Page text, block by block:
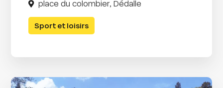
place du colombier, Dédalle
Sport et loisirs